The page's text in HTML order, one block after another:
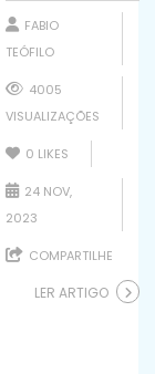
FABIO
TEÓFILO
4005
VISUALIZAÇÕES
0 LIKES
24 NOV,
2023
COMPARTILHE
LER ARTIGO